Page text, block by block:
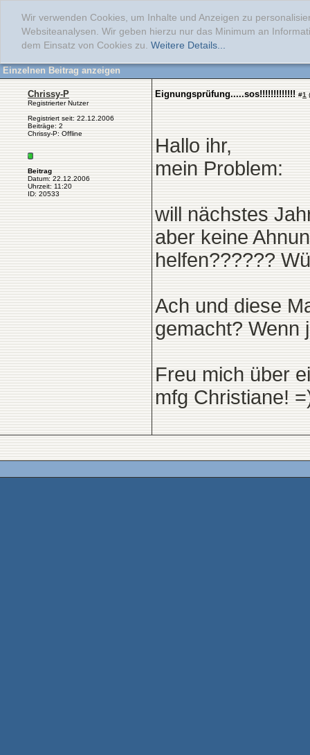
Wir verwenden Cookies, um Inhalte und Anzeigen zu
Websiteanalysen. Wir geben hierzu nur das Minimum an
dem Einsatz von Cookies zu. Weitere Details...
Einzelnen Beitrag anzeigen
Chrissy-P
Registrierter Nutzer
Registriert seit: 22.12.2006
Beiträge: 2
Chrissy-P: Offline
Beitrag
Datum: 22.12.2006
Uhrzeit: 11:20
ID: 20533
Eignungsprüfung.....sos!!!!!!!!!!!!! #1 (
Hallo ihr,
mein Problem:
will nächstes
aber keine
helfen??????
Ach und diese
gemacht? Wenn
Freu mich über
mfg Christiane!